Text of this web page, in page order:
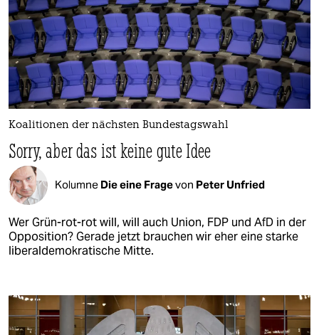
Koalitionen der nächsten Bundestagswahl
Sorry, aber das ist keine gute Idee
Kolumne Die eine Fragevon Peter Unfried
Wer Grün-rot-rot will, will auch Union, FDP und AfD in der
Opposition? Gerade jetzt brauchen wir eher eine starke
liberaldemokratische Mitte.